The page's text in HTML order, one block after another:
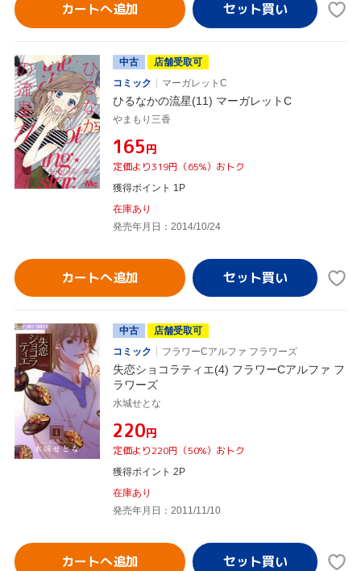
カートへ追加
中古
店舗受取可
コミック
マーガレットC
ひるなかの流星(11) マーガレットC
やまもり三香
¥165円
定価より319円（65%）おトク
獲得ポイント 1P
在庫あり
発売年月日：2014/10/24
カートへ追加
中古
店舗受取可
コミック
フラワーCアルファ フラワーズ
失恋ショコラティエ(4) フラワーCアルファ フ
ラワーズ
水城せとな
¥220円
定価より220円（50%）おトク
獲得ポイント 2P
在庫あり
発売年月日：2011/11/10
カートへ追加